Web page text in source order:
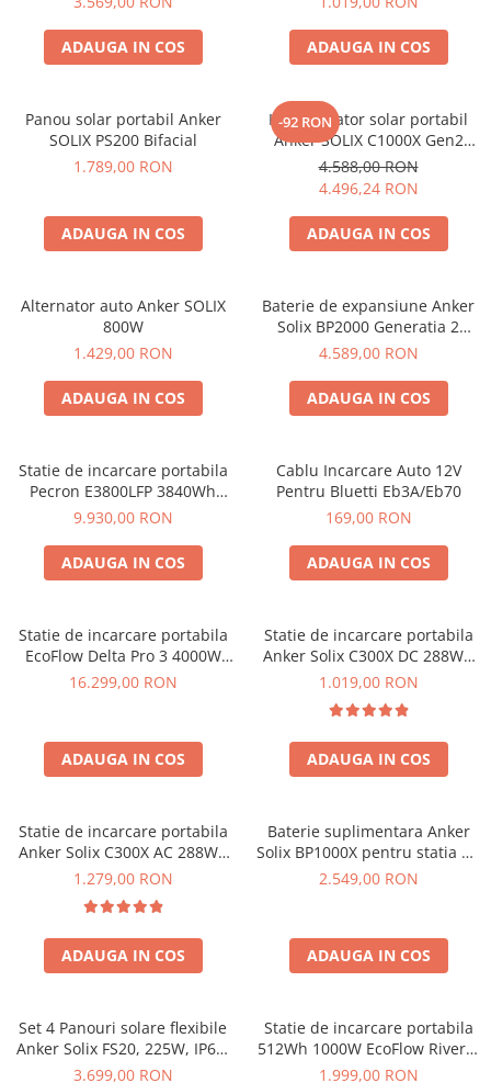
ADAUGA IN COS ADAUGA IN COS
Panou solar portabil Anker
SOLIX PS200 Bifacial
1.789,00 RON
ADAUGA IN COS
-92 RON
Kit generator solar portabil
Anker SOLIX C1000X Gen2
2000W 1024Wh + panou 100W
4.588,00 RON
4.496,24 RON
ADAUGA IN COS
Alternator auto Anker SOLIX
800W
1.429,00 RON
ADAUGA IN COS
Baterie de expansiune Anker
Solix BP2000 Generatia 2
pentru Anker Solix C2000 Gen
4.589,00 RON
ADAUGA IN COS
Statie de incarcare portabila
Pecron E3800LFP 3840Wh
4200W + Carucior CADOU
9.930,00 RON
ADAUGA IN COS
Cablu Incarcare Auto 12V
Pentru Bluetti Eb3A/Eb70
169,00 RON
ADAUGA IN COS
Statie de incarcare portabila
EcoFlow Delta Pro 3 4000W
4096Wh
16.299,00 RON
ADAUGA IN COS
Statie de incarcare portabila
Anker Solix C300X DC 288Wh
300W
1.019,00 RON
ADAUGA IN COS
Statie de incarcare portabila
Anker Solix C300X AC 288Wh
300W
1.279,00 RON
ADAUGA IN COS
Baterie suplimentara Anker
Solix BP1000X pentru statia de
alimentare portabila Anker
2.549,00 RON
ADAUGA IN COS
Set 4 Panouri solare flexibile
Anker Solix FS20, 225W, IP67,
Tehnologie TOPCon
3.699,00 RON
Statie de incarcare portabila
512Wh 1000W EcoFlow River 2
Max
1.999,00 RON